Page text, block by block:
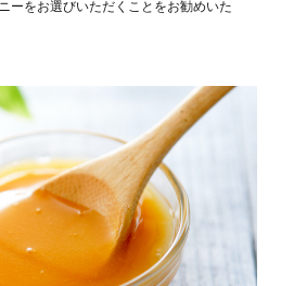
ーをお選びいただくことをお勧めいた